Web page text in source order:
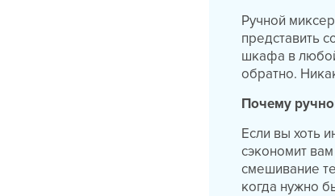
Ручной
представить
шкафа в
обратно.
Почему
Если вы хоть
сэкономит
смешивание
когда нужно